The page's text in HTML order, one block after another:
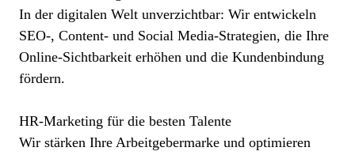
In der digitalen Welt unverzichtbar: Wir entwickeln
SEO-, Content- und Social Media-Strategien, die Ihre
Online-Sichtbarkeit erhöhen und die Kundenbindung
fördern.
HR-Marketing für die besten Talente
Wir stärken Ihre Arbeitgebermarke und optimieren